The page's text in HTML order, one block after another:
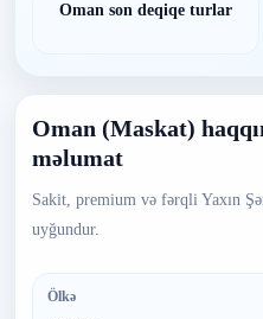
Oman son deqiqe turlar
Oman (Maskat)
məlumat
Sakit, premium və fərqli Yaxın
uyğundur.
Ölkə